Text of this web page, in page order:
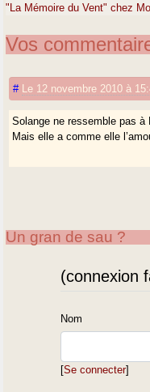
"La Mémoire du Vent" chez
Vos
# Le 12 novembre 2010 à
Solange ne ressemble pas à
Mais elle a comme elle
Un gran de sau ?
(connexion
Nom
[Se connecter]